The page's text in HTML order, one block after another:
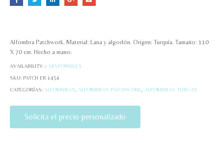
Alfombra Patchwork. Material: Lana y algodón. Origen: Turquía. Tamaño: 110
X 70 cm. Hecho a mano.
AVAILABILITY: 1 DISPONIBLES
SKU: PATCH ER 1454
CATEGORÍAS: ALFOMBRAS ALFOMBRAS PATCHWORK ALFOMBRAS TURCAS
Solicita el precio personalizado